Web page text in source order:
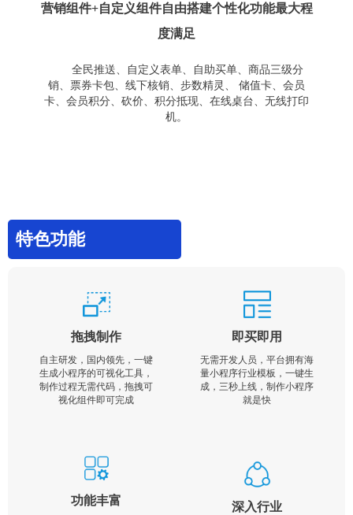
营销组件+自定义组件自由搭建个性化功能最大程
度满足
全民推送、自定义表单、自助买单、商品三级分
销、票券卡包、线下核销、步数精灵、 储值卡、会员
卡、会员积分、砍价、积分抵现、在线桌台、无线打印
机。
特色功能
拖拽制作
自主研发，国内领先，一键
生成小程序的可视化工具，
制作过程无需代码，拖拽可
视化组件即可完成
即买即用
无需开发人员，平台拥有海
量小程序行业模板，一键生
成，三秒上线，制作小程序
就是快
功能丰富 深入行业